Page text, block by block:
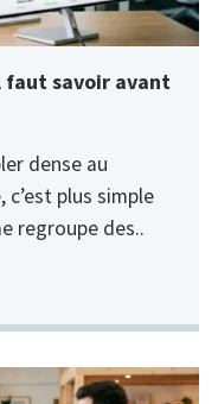
faut savoir avant
dense au
plus simple
regroupe des..